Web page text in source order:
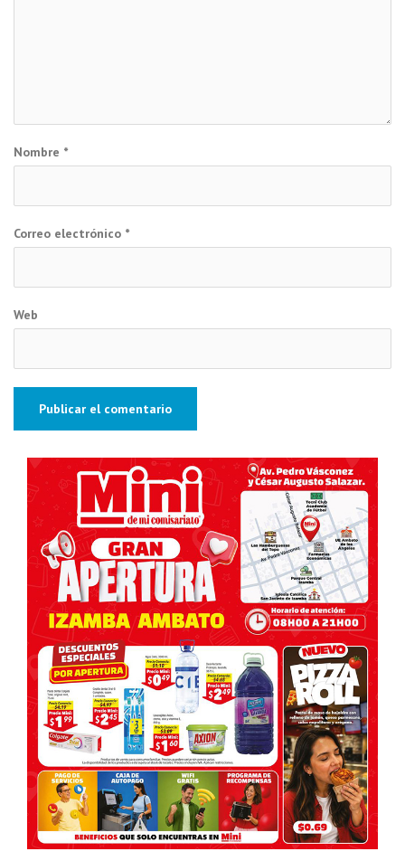
Nombre *
Correo electrónico *
Web